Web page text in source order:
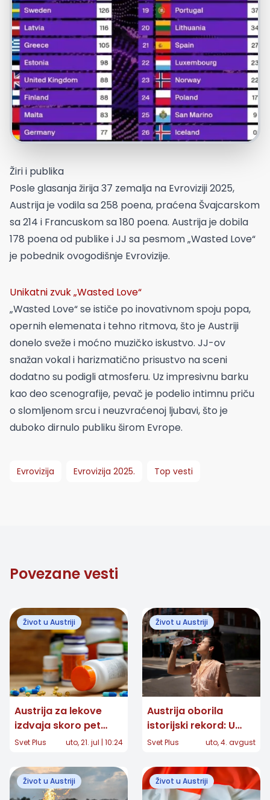
Žiri i publika
Posle glasanja žirija 37 zemalja na Evroviziji 2025,
Austrija je vodila sa 258 poena, praćena Švajcarskom
sa 214 i Francuskom sa 180 poena. Austrija je dobila
178 poena od publike i JJ sa pesmom „Wasted Love“
je pobednik ovogodišnje Evrovizije.
Unikatni zvuk „Wasted Love“
„Wasted Love“ se ističe po inovativnom spoju popa,
opernih elemenata i tehno ritmova, što je Austriji
donelo sveže i moćno muzičko iskustvo. JJ-ov
snažan vokal i harizmatično prisustvo na sceni
dodatno su podigli atmosferu. Uz impresivnu barku
kao deo scenografije, pevač je podelio intimnu priču
o slomljenom srcu i neuzvraćenoj ljubavi, što je
duboko dirnulo publiku širom Evrope.
Evrovizija Evrovizija 2025. Top vesti
Povezane vesti
Život u Austriji
Austrija za lekove
izdvaja skoro pet
milijardi evra:
odsto
Svet Plus uto, 21. jul | 10:24
Život u Austriji
Austrija oborila
istorijski rekord: U
Beču izmeren 41
crveni alarm
Svet Plus uto, 4. avgust
Život u Austriji Život u Austriji